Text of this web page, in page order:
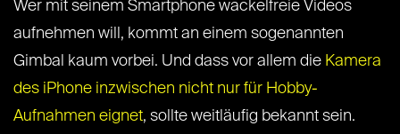
Wer mit seinem Smartphone wackelfreie Videos
aufnehmen will, kommt an einem sogenannten
Gimbal kaum vorbei. Und dass vor allem die Kamera
des iPhone inzwischen nicht nur für Hobby-
Aufnahmen eignet, sollte weitläufig bekannt sein.